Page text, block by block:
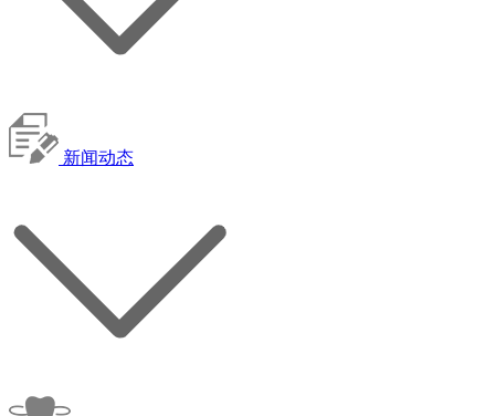
新闻动态